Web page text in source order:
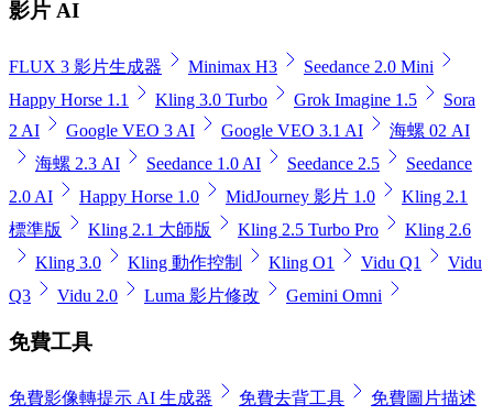
影片 AI
FLUX 3 影片生成器 Minimax H3
Seedance 2.0 Mini
Happy Horse 1.1
Kling 3.0 Turbo Grok Imagine 1.5
Sora
2 AI
Google VEO 3 AI Google VEO 3.1 AI
海螺 02 AI
海螺 2.3 AI
Seedance 1.0 AI Seedance 2.5
Seedance
2.0 AI
Happy Horse 1.0 MidJourney 影片 1.0
Kling 2.1
標準版
Kling 2.1 大師版 Kling 2.5 Turbo Pro
Kling 2.6
Kling 3.0
Kling 動作控制 Kling O1 Vidu Q1
Vidu
Q3
Vidu 2.0 Luma 影片修改 Gemini Omni
免費工具
免費影像轉提示 AI 生成器 免費去背工具
免費圖片描述